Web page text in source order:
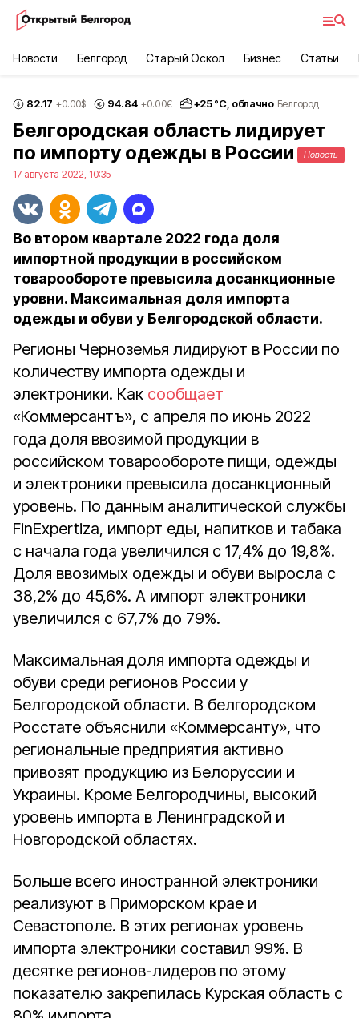
Новости Белгород Старый Оскол Бизнес Статьи
82.17 +0.00$ 94.84 +0.00€ +25°С, облачно Белгород
Белгородская область лидирует
по импорту одежды в России
Новость
17 августа 2022, 10:35
Во втором квартале 2022 года доля
импортной продукции в российском
товарообороте превысила досанкционные
уровни. Максимальная доля импорта
одежды и обуви у Белгородской области.
Регионы Черноземья лидируют в России по
количеству импорта одежды и
электроники. Как сообщает
«Коммерсантъ», с апреля по июнь 2022
года доля ввозимой продукции в
российском товарообороте пищи, одежды
и электроники превысила досанкционный
уровень. По данным аналитической службы
FinExpertiza, импорт еды, напитков и табака
с начала года увеличился с 17,4% до 19,8%.
Доля ввозимых одежды и обуви выросла с
38,2% до 45,6%. А импорт электроники
увеличился с 67,7% до 79%.
Максимальная доля импорта одежды и
обуви среди регионов России у
Белгородской области. В белгородском
Росстате объяснили «Коммерсанту», что
региональные предприятия активно
привозят продукцию из Белоруссии и
Украины. Кроме Белгородчины, высокий
уровень импорта в Ленинградской и
Новгородской областях.
Больше всего иностранной электроники
реализуют в Приморском крае и
Севастополе. В этих регионах уровень
импорта электроники составил 99%. В
десятке регионов-лидеров по этому
показателю закрепилась Курская область с